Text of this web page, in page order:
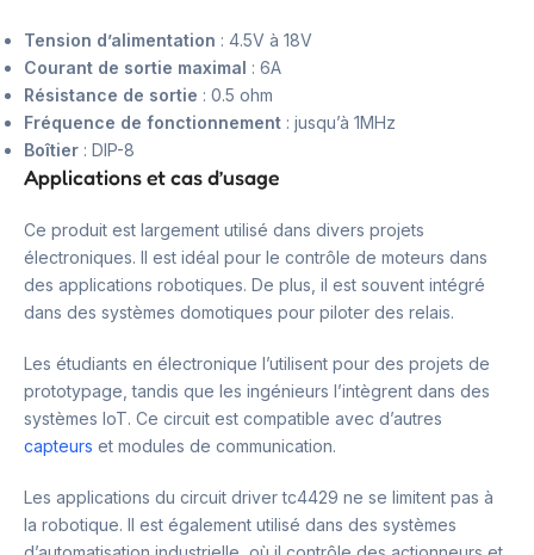
Tension d’alimentation : 4.5V à 18V
Courant de sortie maximal : 6A
Résistance de sortie : 0.5 ohm
Fréquence de fonctionnement : jusqu’à 1MHz
Boîtier : DIP-8
Applications et cas d’usage
Ce produit est largement utilisé dans divers projets
électroniques. Il est idéal pour le contrôle de moteurs dans
des applications robotiques. De plus, il est souvent intégré
dans des systèmes domotiques pour piloter des relais.
Les étudiants en électronique l’utilisent pour des projets de
prototypage, tandis que les ingénieurs l’intègrent dans des
systèmes IoT. Ce circuit est compatible avec d’autres
capteurs et modules de communication.
Les applications du circuit driver tc4429 ne se limitent pas à
la robotique. Il est également utilisé dans des systèmes